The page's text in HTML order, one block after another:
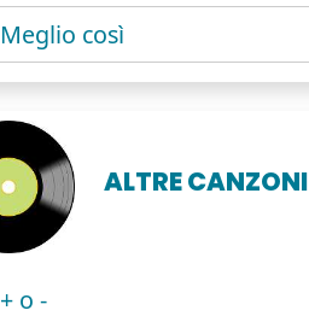
Meglio così
ALTRE CANZONI
+ o -